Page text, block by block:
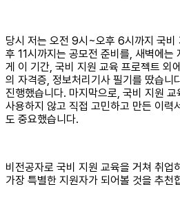
당시 저는 오전 9시~오후 6시까지 국비
후 11시까지는 공모전 준비를, 새벽에는
게 이 기간, 국비 지원 교육 프로젝트 외
의 자격증, 정보처리기사 필기를 땄습니
진행했습니다. 마지막으로, 국비 지원
사용하지 않고 직접 고민하고 만든 이력
도 중요했습니다.
비전공자로 국비 지원 교육을 거쳐 취업
가장 특별한 지원자가 되어볼 것을 추천